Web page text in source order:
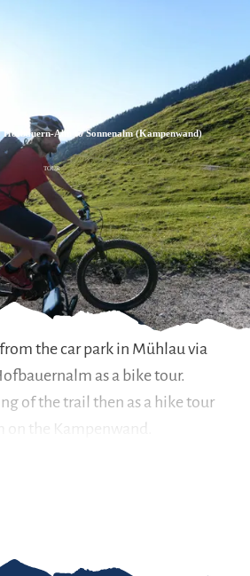
Alm to Sonnenalm (Kampenwand)
TOUR
the car park in Mühlau via
as a bike tour.
of the trail then as a hike tour
on the Kampenwand.